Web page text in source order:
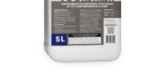
worden
productpagina